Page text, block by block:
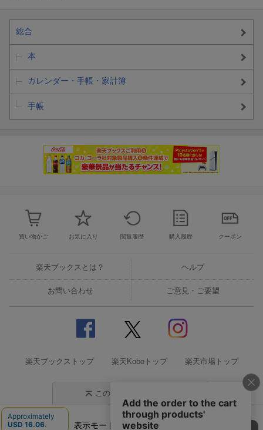
総合
本
カレンダー・手帳・家計簿
手帳
買い物かご お気に入り 閲覧履歴 購入履歴 クーポン
楽天ブックスとは？ ヘルプ
お問い合わせ ご意見・ご要望
楽天ブックストップ 楽天Koboトップ 楽天市場トップ
このページの先頭に戻る
表示モード モバイル